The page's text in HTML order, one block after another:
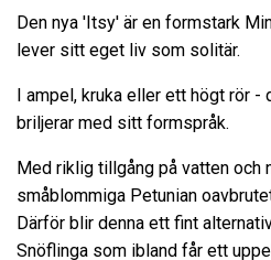
Den nya 'Itsy' är en formstark
lever sitt eget liv som solitär.
I ampel, kruka eller ett högt rör -
briljerar med sitt formspråk.
Med riklig tillgång på vatten och
småblommiga Petunian
Därför blir denna ett fint
Snöflinga som ibland får ett